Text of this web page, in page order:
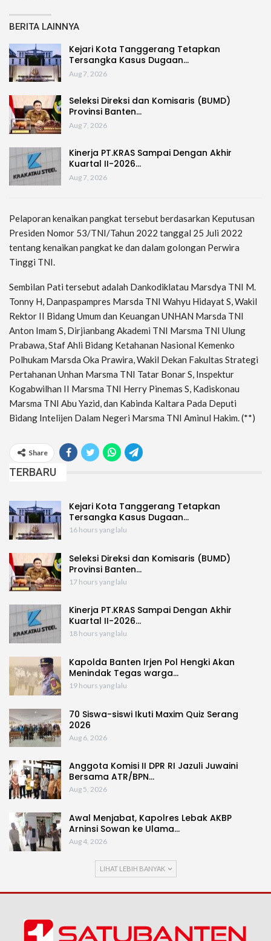
BERITA LAINNYA
Kejari Kota Tanggerang Tetapkan
Tersangka Kasus Dugaan…
Aug 7, 2026
Seleksi Direksi dan Komisaris (BUMD)
Provinsi Banten…
Aug 7, 2026
Kinerja PT.KRAS Sampai Dengan Akhir
Kuartal II-2026…
Aug 7, 2026
Pelaporan kenaikan pangkat tersebut berdasarkan Keputusan
Presiden Nomor 53/TNI/Tahun 2022 tanggal 25 Juli 2022
tentang kenaikan pangkat ke dan dalam golongan Perwira
Tinggi TNI.
Sembilan Pati tersebut adalah Dankodiklatau Marsdya TNI M.
Tonny H, Danpaspampres Marsda TNI Wahyu Hidayat S, Wakil
Rektor II Bidang Umum dan Keuangan UNHAN Marsda TNI
Anton Imam S, Dirjianbang Akademi TNI Marsma TNI Ulung
Prabawa, Staf Ahli Bidang Ketahanan Nasional Kemenko
Polhukam Marsda Oka Prawira, Wakil Dekan Fakultas Strategi
Pertahanan Unhan Marsma TNI Tatar Bonar S, Inspektur
Kogabwilhan II Marsma TNI Herry Pinemas S, Kadiskonau
Marsma TNI Abu Yazid, dan Kabinda Kaltara Pada Deputi
Bidang Intelijen Dalam Negeri Marsma TNI Aminul Hakim. (**)
Share
TERBARU
Kejari Kota Tanggerang Tetapkan
Tersangka Kasus Dugaan…
16 hours yang lalu
Seleksi Direksi dan Komisaris (BUMD)
Provinsi Banten…
17 hours yang lalu
Kinerja PT.KRAS Sampai Dengan Akhir
Kuartal II-2026…
18 hours yang lalu
Kapolda Banten Irjen Pol Hengki Akan
Menindak Tegas warga…
19 hours yang lalu
70 Siswa-siswi Ikuti Maxim Quiz Serang
2026
Aug 6, 2026
Anggota Komisi II DPR RI Jazuli Juwaini
Bersama ATR/BPN…
Aug 5, 2026
Awal Menjabat, Kapolres Lebak AKBP
Arninsi Sowan ke Ulama…
Aug 4, 2026
LIHAT LEBIH BANYAK